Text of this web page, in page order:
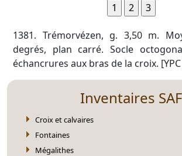
1381. Trémorvézen, g. 3,50 m.
degrés, plan carré. Socle
échancrures aux bras de la croix.
Inventaires SAF
Croix et calvaires
Fontaines
Mégalithes